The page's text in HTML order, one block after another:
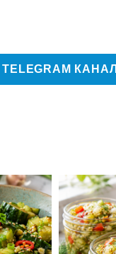
КАНАЛ